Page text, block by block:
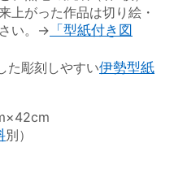
上がった作品は切り絵・
い。→ 「型紙付き図
た彫刻しやすい伊勢型紙
別）